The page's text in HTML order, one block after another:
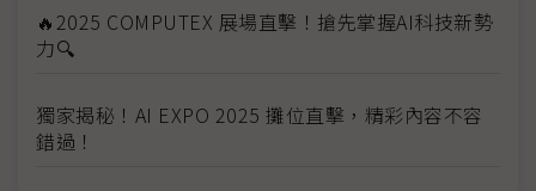
🔥2025 COMPUTEX 展場直擊！搶先掌握AI科技新勢
力🔍
獨家揭秘！AI EXPO 2025 攤位直擊，精彩內容不容
錯過！